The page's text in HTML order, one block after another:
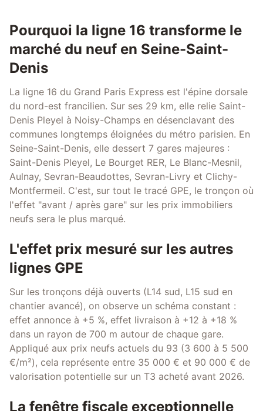
Pourquoi la ligne 16 transforme le
marché du neuf en Seine-Saint-
Denis
La ligne 16 du Grand Paris Express est l'épine dorsale
du nord-est francilien. Sur ses 29 km, elle relie Saint-
Denis Pleyel à Noisy-Champs en désenclavant des
communes longtemps éloignées du métro parisien. En
Seine-Saint-Denis, elle dessert 7 gares majeures :
Saint-Denis Pleyel, Le Bourget RER, Le Blanc-Mesnil,
Aulnay, Sevran-Beaudottes, Sevran-Livry et Clichy-
Montfermeil. C'est, sur tout le tracé GPE, le tronçon où
l'effet "avant / après gare" sur les prix immobiliers
neufs sera le plus marqué.
L'effet prix mesuré sur les autres
lignes GPE
Sur les tronçons déjà ouverts (L14 sud, L15 sud en
chantier avancé), on observe un schéma constant :
effet annonce à +5 %, effet livraison à +12 à +18 %
dans un rayon de 700 m autour de chaque gare.
Appliqué aux prix neufs actuels du 93 (3 600 à 5 500
€/m²), cela représente entre 35 000 € et 90 000 € de
valorisation potentielle sur un T3 acheté avant 2026.
La fenêtre fiscale exceptionnelle